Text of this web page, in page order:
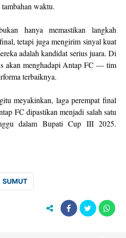
waktu.
hanya memastikan langkah
tetapi juga mengirim sinyal kuat
adalah kandidat serius juara. Di
akan menghadapi Antap FC — tim
terbaiknya.
meyakinkan, laga perempat final
FC dipastikan menjadi salah satu
dalam Bupati Cup III 2025.
SUMUT